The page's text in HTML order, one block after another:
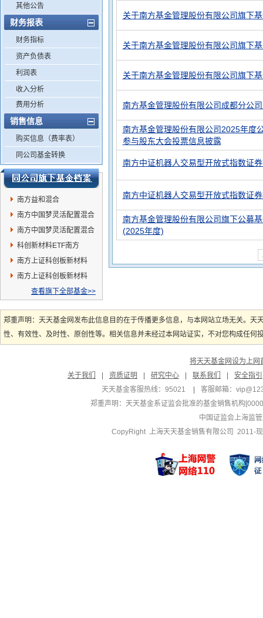
其他公告
财务报表
财务指标
资产负债表
利润表
收入分析
费用分析
销售信息
购买信息（费率表）
同公司基金转换
南方益和混合
南方中国梦灵活配置混合
C
南方中国梦灵活配置混合
A
科创新材料ETF南方
南方上证科创板新材料
ETF发起联接C
南方上证科创板新材料
ETF发起联接A
查看旗下全部基金>>
关于南方基金管理股份有限公司旗下
关于南方基金管理股份有限公司旗下
关于南方基金管理股份有限公司旗下
南方基金管理股份有限公司成都分公
南方基金管理股份有限公司2025年度
参与股东大会投票信息披露
南方中证机器人交易型开放式指数证
南方中证机器人交易型开放式指数证
南方基金管理股份有限公司旗下公募
(2025年度)
郑重声明：天天基金网发布此信息目的在于传播更多信息，与本网站立场无关。
性、有效性、及时性、原创性等。相关信息并未经过本网站证实，不对您构成任
将天天基金网设为上网
关于我们
资质证明 研究中心 联系我们
安全指引
天天基金客服热线：95021
客服邮箱：
郑重声明： 天天基金系证监会批准的基金销售机构
中国证监会上海监
CopyRight 上海天天基金销售有限公司 2011-